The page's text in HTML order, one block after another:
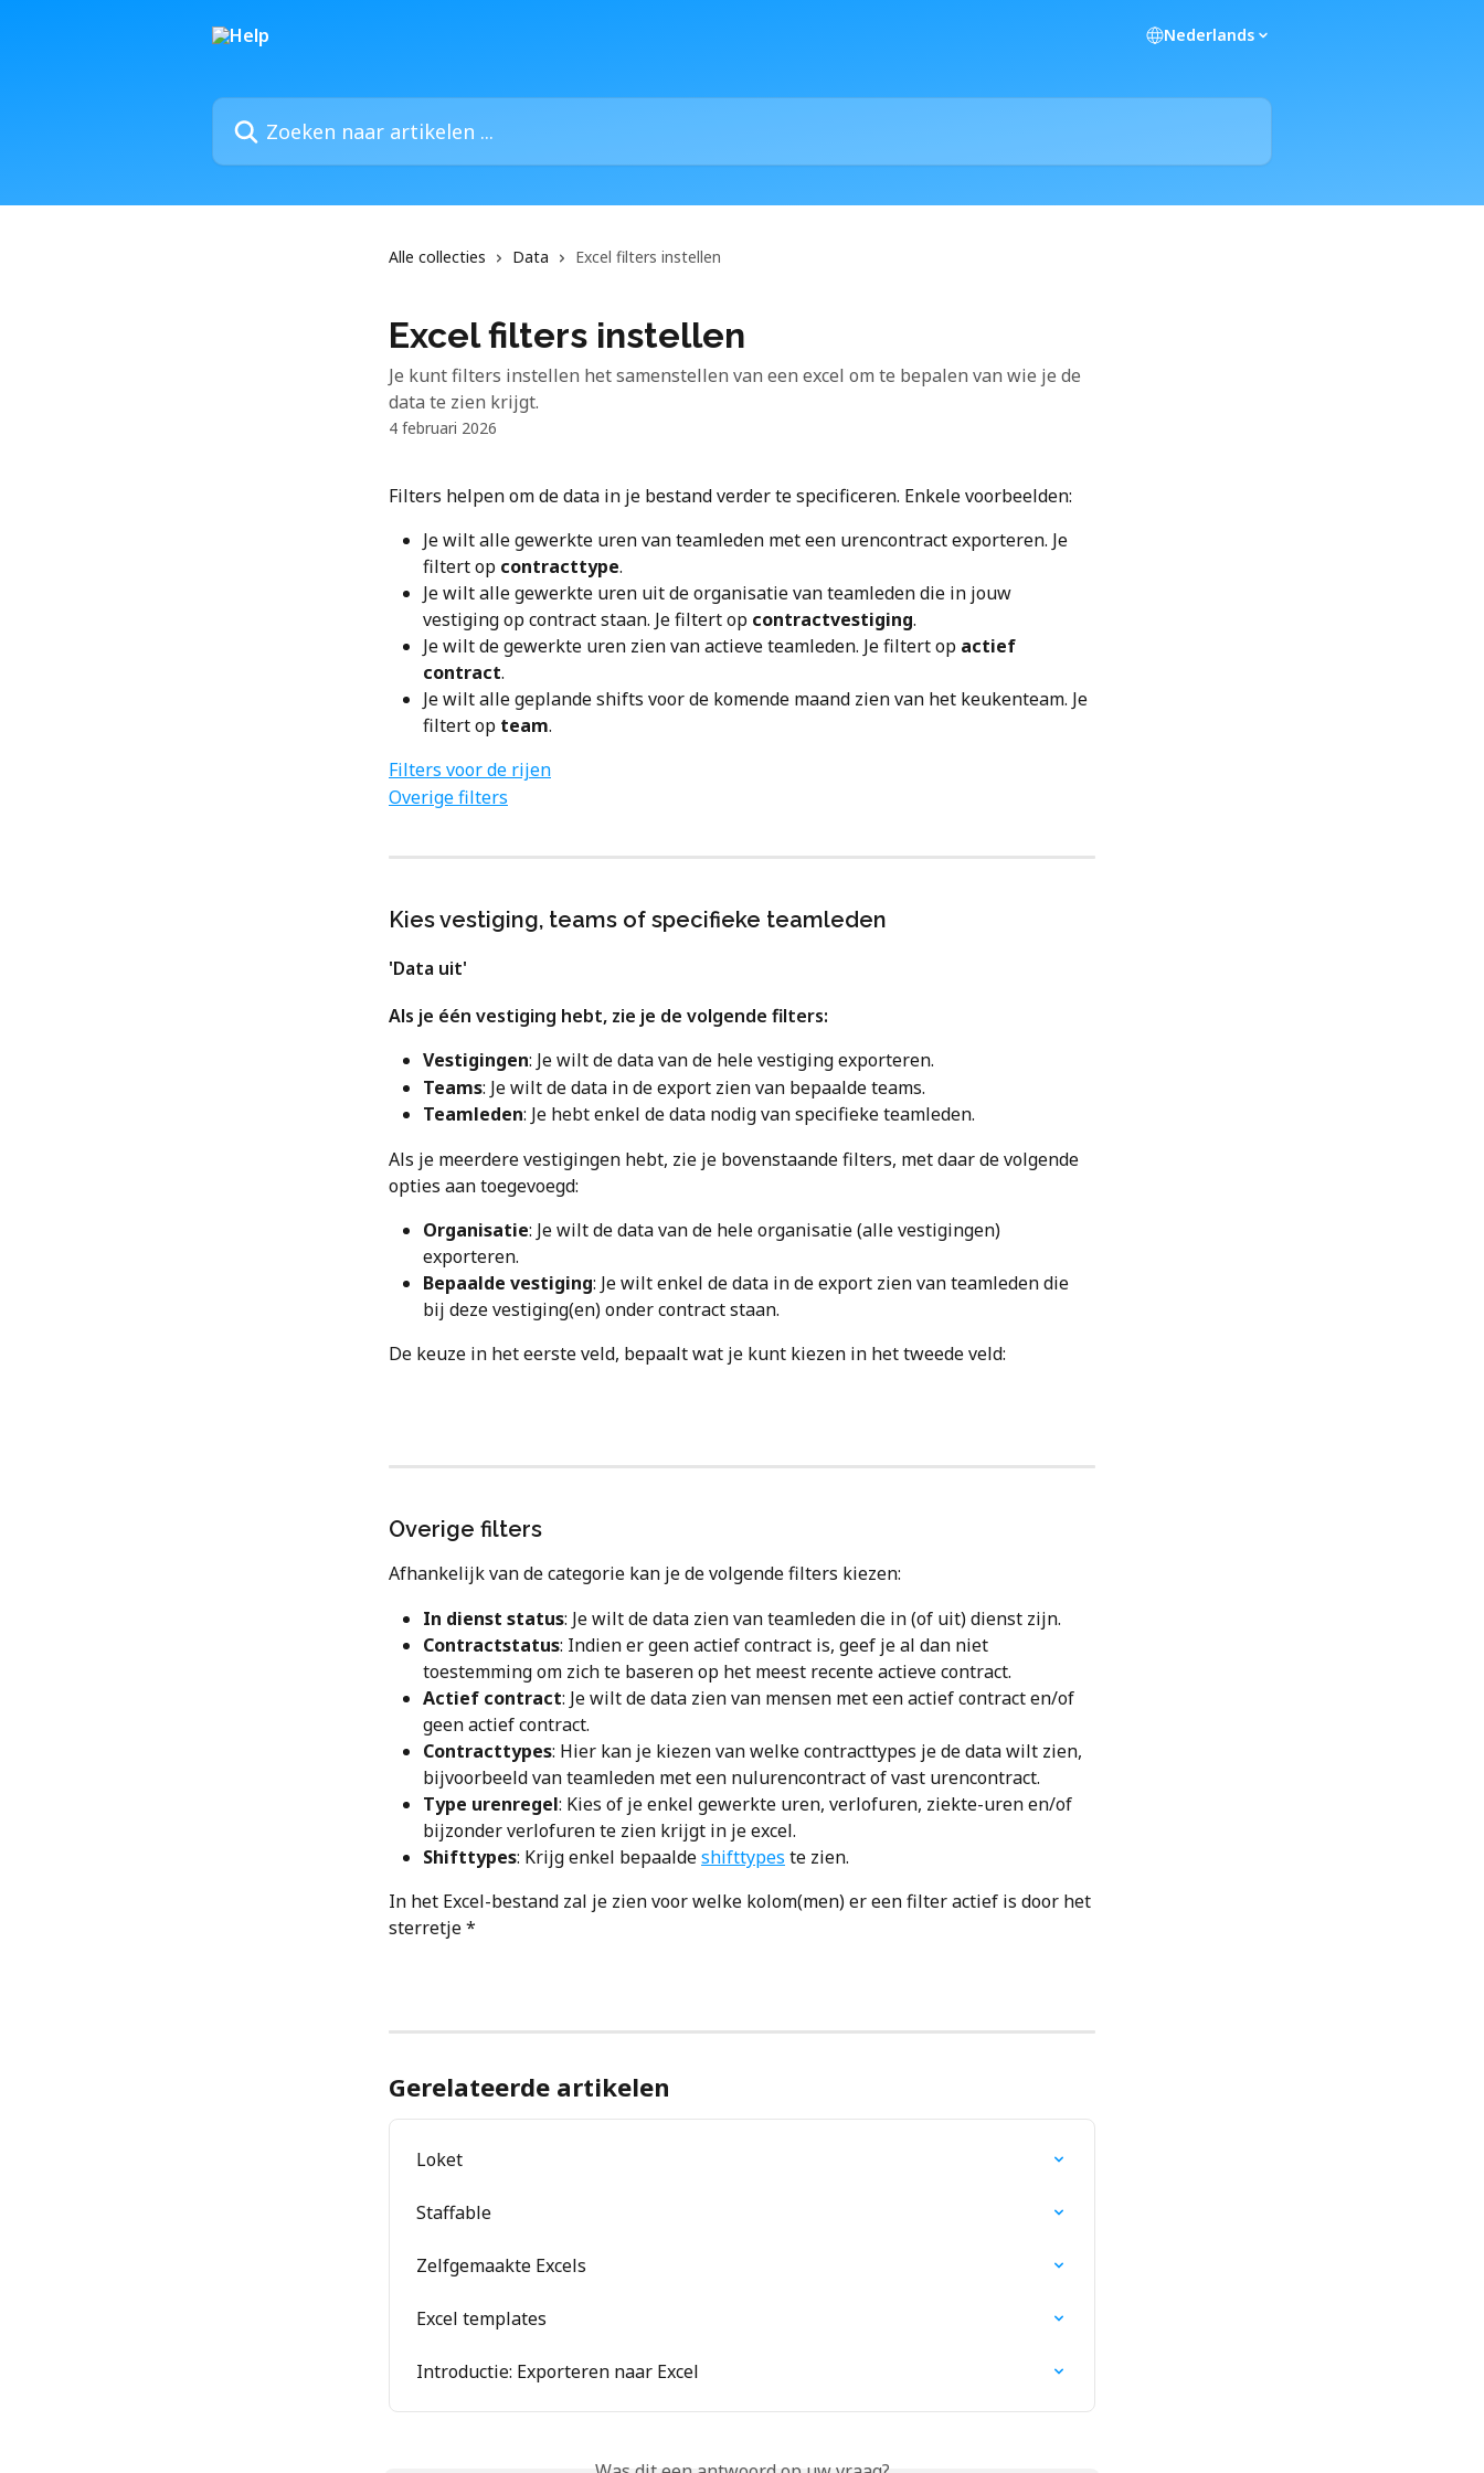
Nederlands
Zoeken naar artikelen ...
Alle collecties Data Excel filters instellen
Excel filters instellen
Je kunt filters instellen het samenstellen van een excel om te bepalen van wie je de
data te zien krijgt.
4 februari 2026
Filters helpen om de data in je bestand verder te specificeren. Enkele voorbeelden:
Je wilt alle gewerkte uren van teamleden met een urencontract exporteren. Je
filtert op contracttype.
Je wilt alle gewerkte uren uit de organisatie van teamleden die in jouw
vestiging op contract staan. Je filtert op contractvestiging.
Je wilt de gewerkte uren zien van actieve teamleden. Je filtert op actief
contract.
Je wilt alle geplande shifts voor de komende maand zien van het keukenteam. Je
filtert op team.
Filters voor de rijen
Overige filters
Kies vestiging, teams of specifieke teamleden
'Data uit​'
Als je één vestiging hebt, zie je de volgende filters:
Vestigingen: Je wilt de data van de hele vestiging exporteren.
Teams: Je wilt de data in de export zien van bepaalde teams.
Teamleden: Je hebt enkel de data nodig van specifieke teamleden.
Als je meerdere vestigingen hebt, zie je bovenstaande filters, met daar de volgende
opties aan toegevoegd:
Organisatie: Je wilt de data van de hele organisatie (alle vestigingen)
exporteren.
Bepaalde vestiging: Je wilt enkel de data in de export zien van teamleden die
bij deze vestiging(en) onder contract staan.
De keuze in het eerste veld, bepaalt wat je kunt kiezen in het tweede veld:
Overige filters
Afhankelijk van de categorie kan je de volgende filters kiezen:
In dienst status: Je wilt de data zien van teamleden die in (of uit) dienst zijn.
Contractstatus: Indien er geen actief contract is, geef je al dan niet
toestemming om zich te baseren op het meest recente actieve contract.
Actief contract: Je wilt de data zien van mensen met een actief contract en/of
geen actief contract.
Contracttypes: Hier kan je kiezen van welke contracttypes je de data wilt zien,
bijvoorbeeld van teamleden met een nulurencontract of vast urencontract.
Type urenregel: Kies of je enkel gewerkte uren, verlofuren, ziekte-uren en/of
bijzonder verlofuren te zien krijgt in je excel.
Shifttypes: Krijg enkel bepaalde shifttypes te zien.
In het Excel-bestand zal je zien voor welke kolom(men) er een filter actief is door het
sterretje *
Gerelateerde artikelen
Loket
Staffable
Zelfgemaakte Excels
Excel templates
Introductie: Exporteren naar Excel